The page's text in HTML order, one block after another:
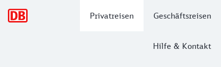
Privatreisen Geschäftsreisen
Hilfe & Kontakt